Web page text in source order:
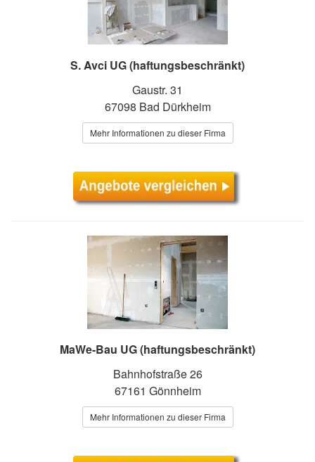
S. Avci UG (haftungsbeschränkt)
Gaustr. 31
67098 Bad Dürkheim
Mehr Informationen zu dieser Firma
MaWe-Bau UG (haftungsbeschränkt)
Bahnhofstraße 26
67161 Gönnheim
Mehr Informationen zu dieser Firma